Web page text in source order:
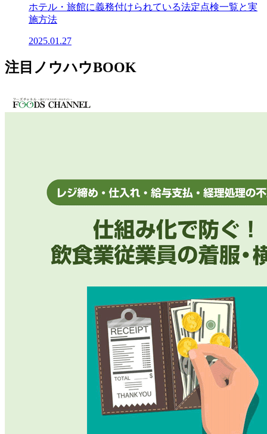
ホテル・旅館に義務付けられている法定点検一覧と実
施方法
2025.01.27
注目ノウハウBOOK